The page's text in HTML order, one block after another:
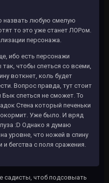
назвать любую смелую
то это уже станет ЛОРом.
персонажа.
ибо есть персонажи
чтобы спеться со всеми,
воткнет, коль будет
Вопрос правда, тут стоит
спеться не сможет. То
Стена который печеньки
Уже было. И вряд
:D Однако я думаю
уровне, что ножей в спину
бегства с поля сражения.
садисты, чтоб подсовыать